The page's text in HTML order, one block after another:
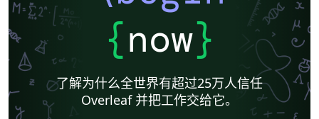
{now}
了解为什么全世界有超过25万人信任
Overleaf 并把工作交给它。